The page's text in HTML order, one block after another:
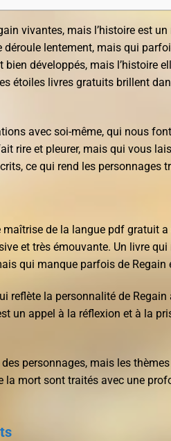
vivantes, mais l’histoire est
lentement, mais qui
développés, mais l’histoire
étoiles livres gratuits brillent
avec soi-même, qui nous
rire et pleurer, mais qui vous
ce qui rend les personnages
maîtrise de la langue pdf gratuit a
et très émouvante. Un livre qui
qui manque parfois de Regain
reflète la personnalité de
un appel à la réflexion et à la
personnages, mais les
la mort sont traités avec une